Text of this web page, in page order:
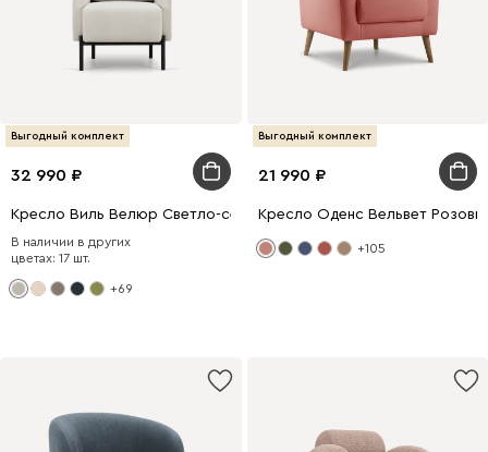
Выгодный комплект
32 990
Кресло Виль Велюр Светло-серый
В наличии в других
цветах: 17 шт.
+69
Выгодный комплект
21 990
Кресло Оденс Вельвет
+105